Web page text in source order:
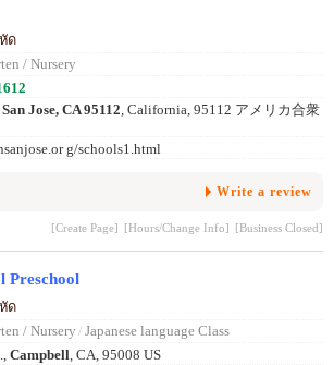
ด
/ Nursery
San Jose, CA 95112, California, 95112 アメリカ合衆
g/schools1.html
Write a review
[Create Page] [Hours/Change Info] [Business Closed]
Preschool
ด
/ Nursery / Japanese language Class
Campbell, CA, 95008 US